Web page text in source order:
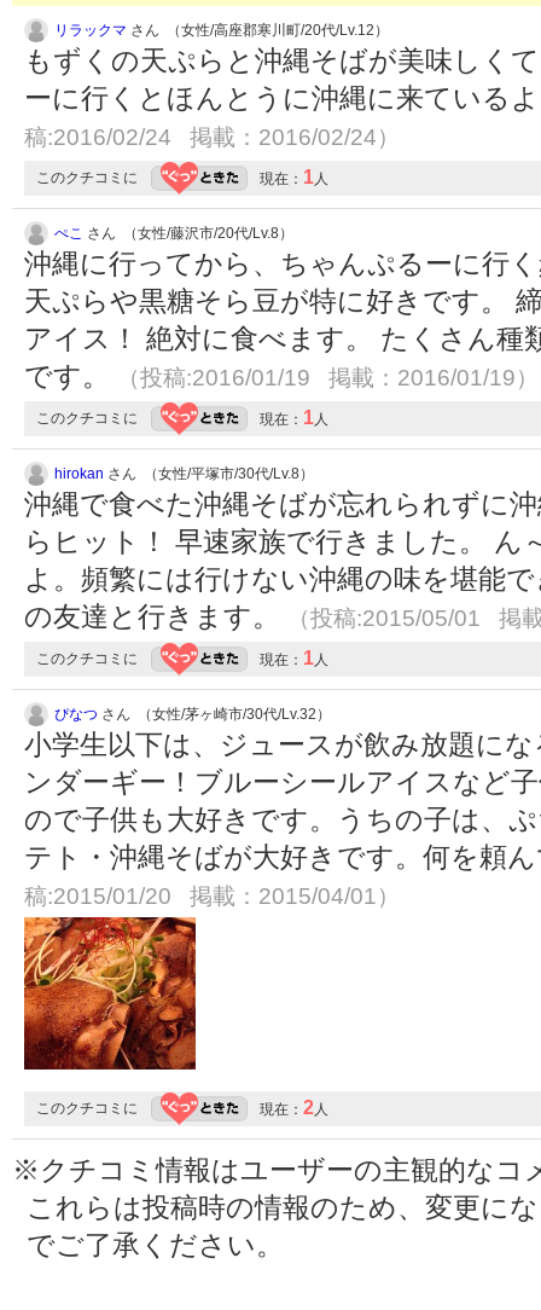
リラックマ さん （女性/高座郡寒川町/20代/Lv.12）
もずくの天ぷらと沖縄そばが美味しく
ーに行くとほんとうに沖縄に来ている
稿:2016/02/24 掲載：2016/02/24）
このクチコミに 現在： 1人
ぺこ さん （女性/藤沢市/20代/Lv.8）
沖縄に行ってから、ちゃんぷるーに行
天ぷらや黒糖そら豆が特に好きです。
アイス！ 絶対に食べます。 たくさん
です。
（投稿:2016/01/19 掲載：2016/01/19）
このクチコミに 現在： 1人
hirokan さん （女性/平塚市/30代/Lv.8）
沖縄で食べた沖縄そばが忘れられずに
らヒット！ 早速家族で行きました。 ん
よ。頻繁には行けない沖縄の味を堪能
の友達と行きます。
（投稿:2015/05/01 掲
このクチコミに 現在： 1人
ぴなつ さん （女性/茅ヶ崎市/30代/Lv.32）
小学生以下は、ジュースが飲み放題に
ンダーギー！ブルーシールアイスなど
ので子供も大好きです。うちの子は、
テト・沖縄そばが大好きです。何を頼
稿:2015/01/20 掲載：2015/04/01）
このクチコミに 現在： 2人
※クチコミ情報はユーザーの主観的なコ
これらは投稿時の情報のため、変更に
でご了承ください。